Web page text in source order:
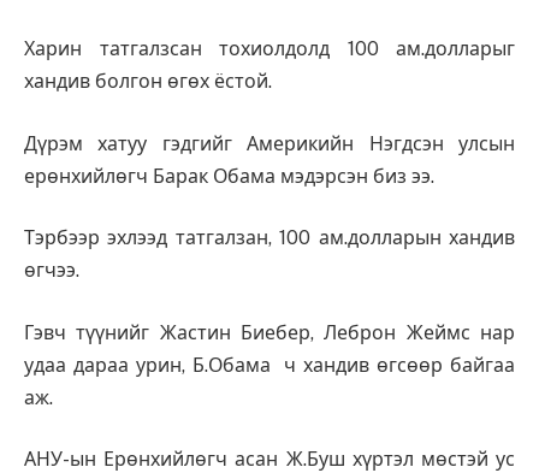
Харин татгалзсан тохиолдолд 100 ам.долларыг
хандив болгон өгөх ёстой.
Дүрэм хатуу гэдгийг Америкийн Нэгдсэн улсын
ерөнхийлөгч Барак Обама мэдэрсэн биз ээ.
Тэрбээр эхлээд татгалзан, 100 ам.долларын хандив
өгчээ.
Гэвч түүнийг Жастин Биебер, Леброн Жеймс нар
удаа дараа урин, Б.Обама ч хандив өгсөөр байгаа
аж.
АНУ-ын Ерөнхийлөгч асан Ж.Буш хүртэл мөстэй ус